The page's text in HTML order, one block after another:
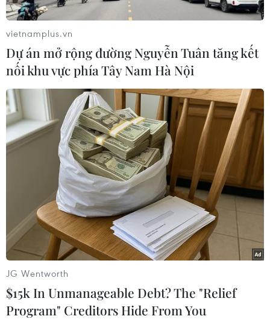
củanước ngoài."
Yemen hiện được coi như nơi nhóm khủng bố
Al-Qaeda hoạt động mạnh nhất và Mỹ đã tiến
hành nhiều cuộc không kích bằng máy bay
không người lái vào các khu vực nghi có cơ sở
hoạt động của nhóm này./.
(Vietnam+)
vietnamplus.vn
Dự án mở rộng đường Nguyễn Tuân tăng kết
nối khu vực phía Tây Nam Hà Nội
JG Wentworth
$15k In Unmanageable Debt? The "Relief
Program" Creditors Hide From You